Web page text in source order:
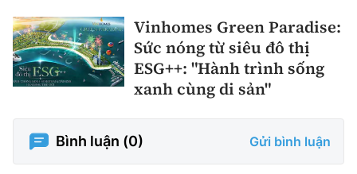
Vinhomes Green Paradise:
Sức nóng từ siêu đô thị
ESG++: "Hành trình sống
xanh cùng di sản"
Bình luận (0) Gửi bình luận